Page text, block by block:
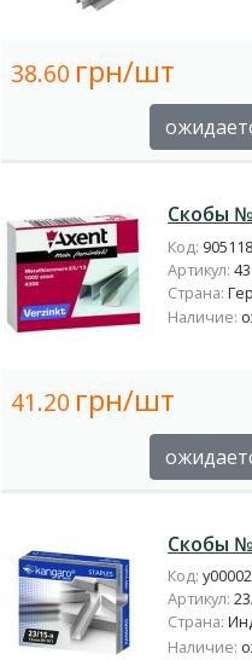
38.60 грн/шт
Скобы
Код: 905118
Артикул:
Страна:
Наличие:
41.20 грн/шт
Скобы
Код:
Артикул:
Страна:
Наличие: